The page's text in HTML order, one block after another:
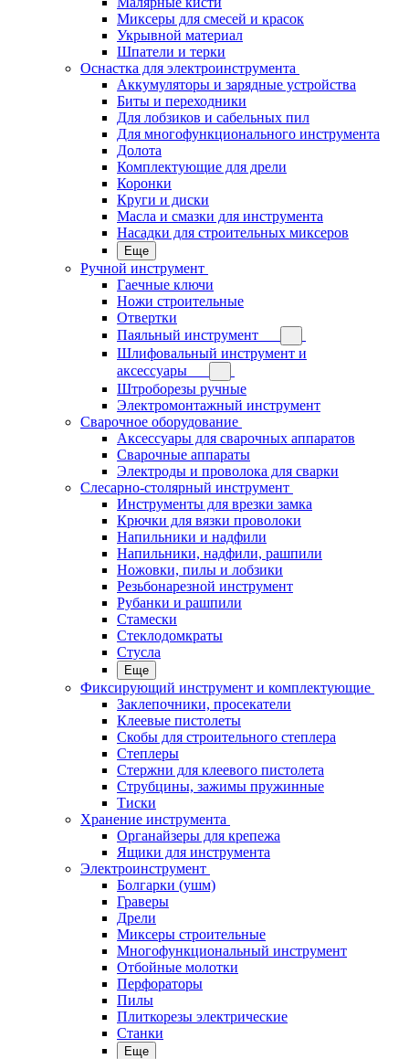
Миксеры для смесей и красок
Укрывной материал
Шпатели и терки
Оснастка для электроинструмента
Аккумуляторы и зарядные устройства
Биты и переходники
Для лобзиков и сабельных пил
Для многофункционального инструмента
Долота
Комплектующие для дрели
Коронки
Круги и диски
Масла и смазки для инструмента
Насадки для строительных миксеров
Еще
Ручной инструмент
Гаечные ключи
Ножи строительные
Отвертки
Паяльный инструмент
Шлифовальный инструмент и
аксессуары
Штроборезы ручные
Электромонтажный инструмент
Сварочное оборудование
Аксессуары для сварочных аппаратов
Сварочные аппараты
Электроды и проволока для сварки
Слесарно-столярный инструмент
Инструменты для врезки замка
Крючки для вязки проволоки
Напильники и надфили
Напильники, надфили, рашпили
Ножовки, пилы и лобзики
Резьбонарезной инструмент
Рубанки и рашпили
Стамески
Стеклодомкраты
Стусла
Еще
Фиксирующий инструмент и комплектующие
Заклепочники, просекатели
Клеевые пистолеты
Скобы для строительного степлера
Степлеры
Стержни для клеевого пистолета
Струбцины, зажимы пружинные
Тиски
Хранение инструмента
Органайзеры для крепежа
Ящики для инструмента
Электроинструмент
Болгарки (ушм)
Граверы
Дрели
Миксеры строительные
Многофункциональный инструмент
Отбойные молотки
Перфораторы
Пилы
Плиткорезы электрические
Станки
Еще